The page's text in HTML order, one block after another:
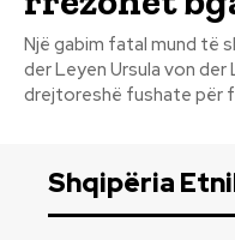
Një gabim fatal mund të
der Leyen Ursula von der Leyen nuk ka emëruar ende një
drejtoreshë fushate për
Shqipëria